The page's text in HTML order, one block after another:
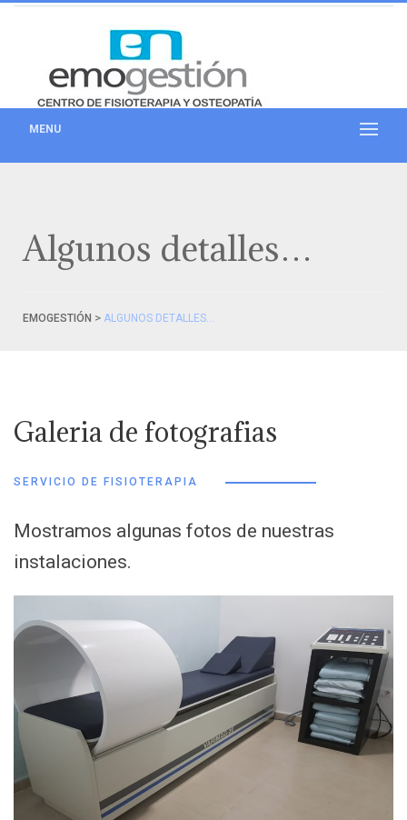
MENU
Algunos detalles…
EMOGESTIÓN > ALGUNOS DETALLES…
Galeria de fotografias
SERVICIO DE FISIOTERAPIA
Mostramos algunas fotos de nuestras
instalaciones.